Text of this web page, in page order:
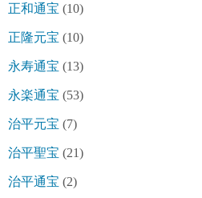
正和通宝 (10)
正隆元宝 (10)
永寿通宝 (13)
永楽通宝 (53)
治平元宝 (7)
治平聖宝 (21)
治平通宝 (2)